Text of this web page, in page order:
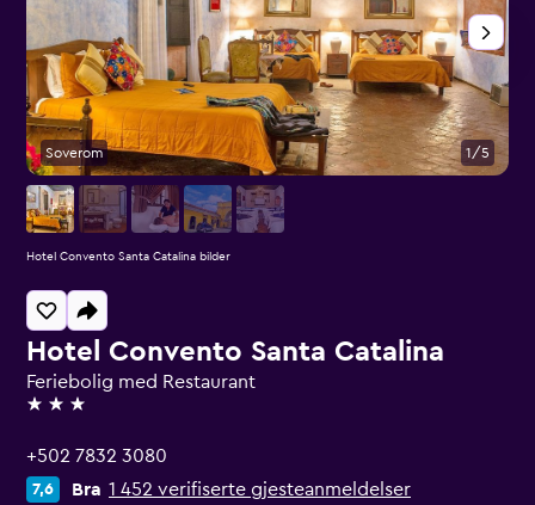
Hotel Convento Santa Catalina
Feriebolig med Restaurant
3 stjerner
+502 7832 3080
7,6 Bra 1 452 verifiserte gjesteanmeldelser
Soverom 1/5
Hotel Convento Santa Catalina bilder